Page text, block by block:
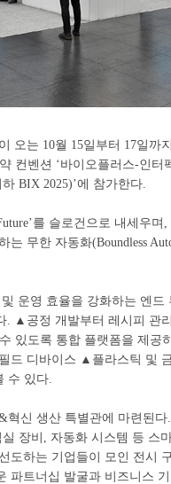
오는 10월 15일부터 17일까
컨벤션 ‘바이오플러스-인터
BIX 2025)’에 참가한다.
를 슬로건으로 내세우
무한 자동화(Boundless
운영 효율을 강화하는 엔드
. ▲공정 개발부터 레시피 관
있도록 통합 플랫폼을 제공
드 디바이스 ▲플라스틱 및
수 있다.
신 생산 특별관에 마련된
장비, 자동화 시스템 등 스
도하는 기업들이 모인 전시
파트너십 발굴과 비즈니스